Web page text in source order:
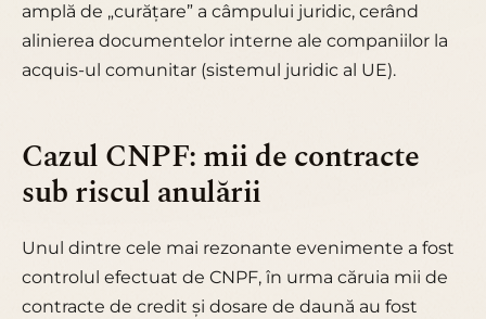
amplă de „curățare” a câmpului juridic, cerând
alinierea documentelor interne ale companiilor la
acquis-ul comunitar (sistemul juridic al UE).
Cazul CNPF: mii de contracte
sub riscul anulării
Unul dintre cele mai rezonante evenimente a fost
controlul efectuat de CNPF, în urma căruia mii de
contracte de credit și dosare de daună au fost